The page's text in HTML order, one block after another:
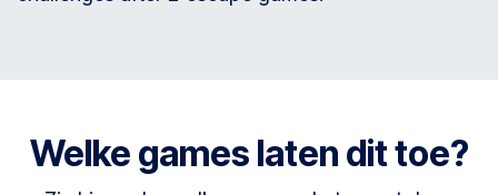
Welke games laten dit toe?